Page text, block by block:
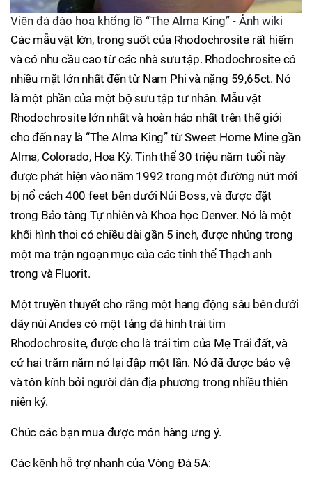
Viên đá đào hoa khổng lồ “The Alma King” - Ảnh wiki
Các mẫu vật lớn, trong suốt của Rhodochrosite rất hiếm
và có nhu cầu cao từ các nhà sưu tập. Rhodochrosite có
nhiều mặt lớn nhất đến từ Nam Phi và nặng 59,65ct. Nó
là một phần của một bộ sưu tập tư nhân. Mẫu vật
Rhodochrosite lớn nhất và hoàn hảo nhất trên thế giới
cho đến nay là “The Alma King” từ Sweet Home Mine gần
Alma, Colorado, Hoa Kỳ. Tinh thể 30 triệu năm tuổi này
được phát hiện vào năm 1992 trong một đường nứt mới
bị nổ cách 400 feet bên dưới Núi Boss, và được đặt
trong Bảo tàng Tự nhiên và Khoa học Denver. Nó là một
khối hình thoi có chiều dài gần 5 inch, được nhúng trong
một ma trận ngoạn mục của các tinh thể Thạch anh
trong và Fluorit.
Một truyền thuyết cho rằng một hang động sâu bên dưới
dãy núi Andes có một tảng đá hình trái tim
Rhodochrosite, được cho là trái tim của Mẹ Trái đất, và
cứ hai trăm năm nó lại đập một lần. Nó đã được bảo vệ
và tôn kính bởi người dân địa phương trong nhiều thiên
niên kỷ.
Chúc các bạn mua được món hàng ưng ý.
Các kênh hỗ trợ nhanh của Vòng Đá 5A: